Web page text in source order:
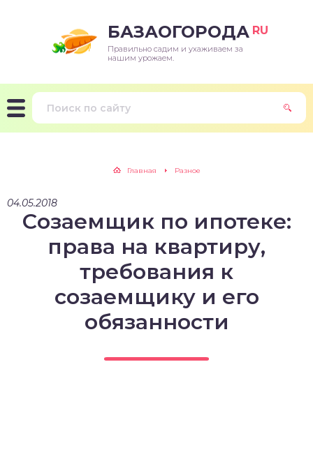
БАЗАОГОРОДА RU
Правильно садим и ухаживаем за
нашим урожаем.
Главная Разное
04.05.2018
Cозаемщик по ипотеке:
права на квартиру,
требования к
созаемщику и его
обязанности